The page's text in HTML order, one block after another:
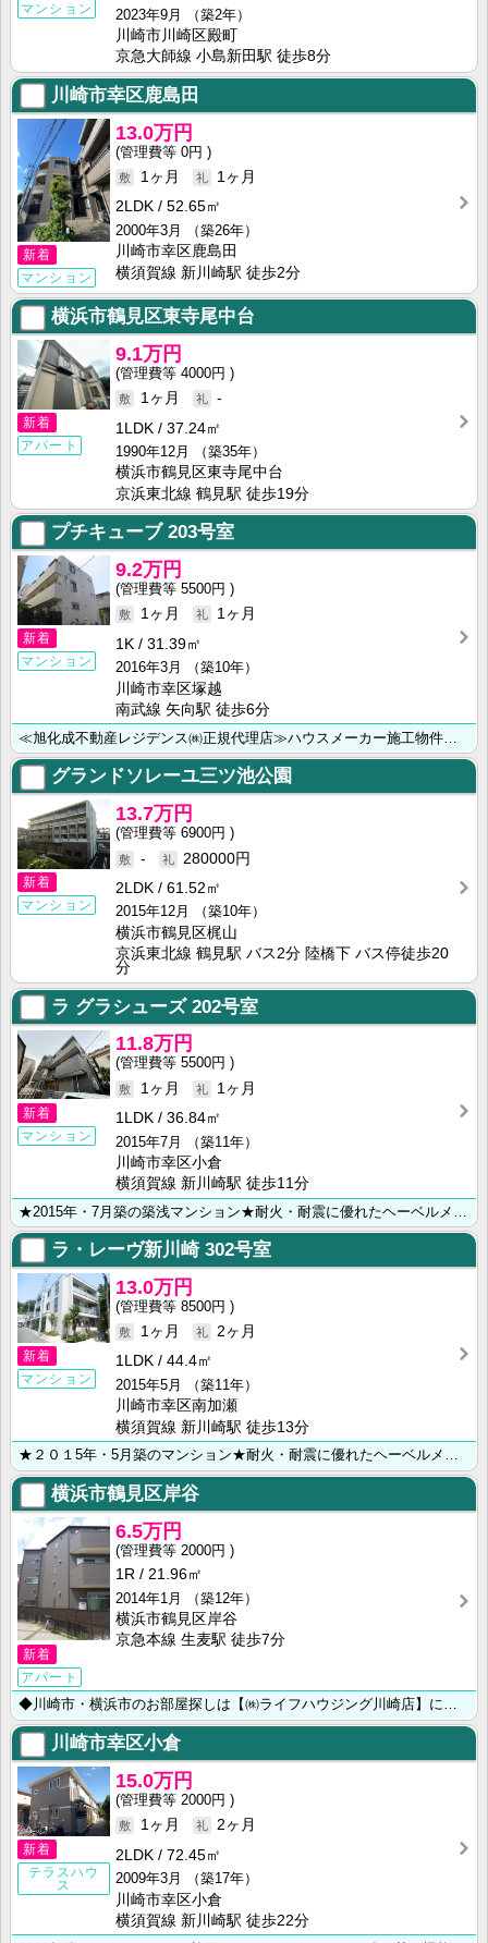
マンション 2023年9月
（築2年）
川崎市川崎区殿町
京急大師線 小島新田駅 徒歩8分
川崎市幸区鹿島田
新着
マンション
13.0万円
0円
1ヶ月
1ヶ月
2LDK
52.65㎡
2000年3月
（築26年）
川崎市幸区鹿島田
横須賀線 新川崎駅 徒歩2分
横浜市鶴見区東寺尾中台
新着
アパート
9.1万円
4000円
1ヶ月
-
1LDK
37.24㎡
1990年12月
（築35年）
横浜市鶴見区東寺尾中台
京浜東北線 鶴見駅 徒歩19分
プチキューブ 203号室
新着
マンション
9.2万円
5500円
1ヶ月
1ヶ月
1K
31.39㎡
2016年3月
（築10年）
川崎市幸区塚越
南武線 矢向駅 徒歩6分
グランドソレーユ三ツ池公園
新着
マンション
13.7万円
6900円
-
280000円
2LDK
61.52㎡
2015年12月
（築10年）
横浜市鶴見区梶山
京浜東北線 鶴見駅 バス2分 陸橋下 バス停徒歩20
分
ラ グラシューズ202号室
新着
マンション
11.8万円
5500円
1ヶ月
1ヶ月
1LDK
36.84㎡
2015年7月
（築11年）
川崎市幸区小倉
横須賀線 新川崎駅 徒歩11分
★2015年・7月築の築浅マンション★耐火・耐震に優れたヘーベルメゾン★オートロック・ＢＳ・南向き★･･･
ラ・レーヴ新川崎302号室
新着
マンション
13.0万円
8500円
1ヶ月
2ヶ月
1LDK
44.4㎡
2015年5月
（築11年）
川崎市幸区南加瀬
横須賀線 新川崎駅 徒歩13分
★２０１5年・5月築のマンション★耐火・耐震に優れたヘーベルメゾン★ ★オートロック・最上階・角部屋･･･
横浜市鶴見区岸谷
新着
アパート
6.5万円
2000円
1R
21.96㎡
2014年1月
（築12年）
横浜市鶴見区岸谷
京急本線 生麦駅 徒歩7分
◆川崎市・横浜市のお部屋探しは【㈱ライフハウジング川崎店】にお任せ下さい◆
川崎市幸区小倉
新着
テラスハウ
ス
15.0万円
2000円
1ヶ月
2ヶ月
2LDK
72.45㎡
2009年3月
（築17年）
川崎市幸区小倉
横須賀線 新川崎駅 徒歩22分